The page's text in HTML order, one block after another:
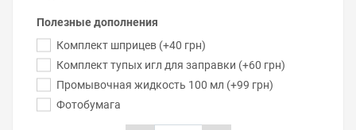
Полезные дополнения
Комплект шприцев (+40 грн)
Комплект тупых игл для заправки (+60 грн)
Промывочная жидкость 100 мл (+99 грн)
Фотобумага